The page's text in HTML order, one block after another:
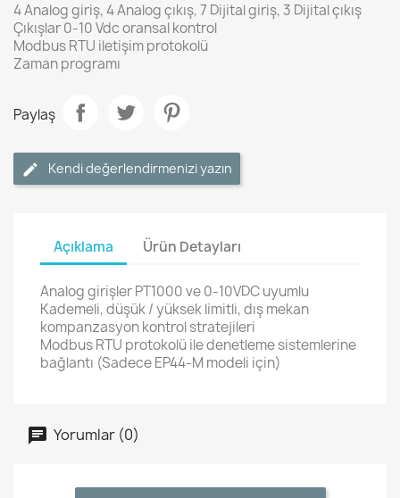
4 Analog giriş, 4 Analog çıkış, 7 Dijital giriş, 3 Dijital çıkış
Çıkışlar 0-10 Vdc oransal kontrol
Modbus RTU iletişim protokolü
Zaman programı
Paylaş
Kendi değerlendirmenizi yazın
Açıklama Ürün Detayları
Analog girişler PT1000 ve 0-10VDC uyumlu
Kademeli, düşük / yüksek limitli, dış mekan
kompanzasyon kontrol stratejileri
Modbus RTU protokolü ile denetleme sistemlerine
bağlantı (Sadece EP44-M modeli için)
Yorumlar (0)